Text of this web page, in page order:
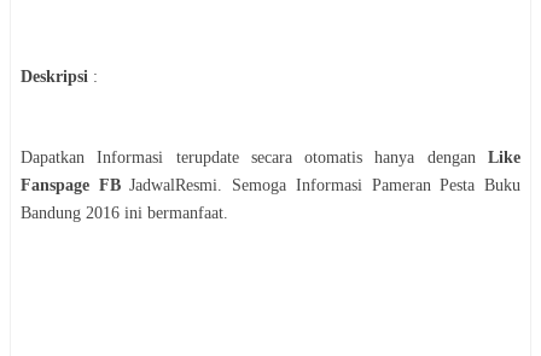
Deskripsi :
Dapatkan Informasi terupdate secara otomatis hanya dengan Like
Fanspage FBJadwalResmi. Semoga Informasi Pameran Pesta Buku
Bandung 2016 ini bermanfaat.